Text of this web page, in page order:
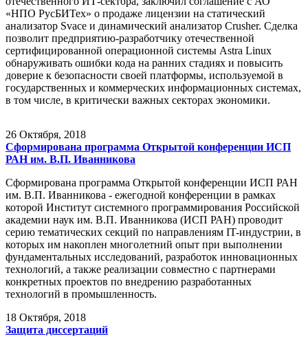
«НПО РусБИТех» о продаже лицензии на статический
анализатор Svace и динамический анализатор Crusher. Сделка
позволит предприятию-разработчику отечественной
сертифицированной операционной системы Astra Linux
обнаруживать ошибки кода на ранних стадиях и повысить
доверие к безопасности своей платформы, используемой в
государственных и коммерческих информационных системах,
в том числе, в критически важных секторах экономики.
26 Октября, 2018
Сформирована программа Открытой конференции ИСП
РАН им. В.П. Иванникова
Сформирована программа Открытой конференции ИСП РАН
им. В.П. Иванникова - ежегодной конференции в рамках
которой Институт системного программирования Российской
академии наук им. В.П. Иванникова (ИСП РАН) проводит
серию тематических секций по направлениям IT-индустрии, в
которых им накоплен многолетний опыт при выполнении
фундаментальных исследований, разработок инновационных
технологий, а также реализации совместно с партнерами
конкретных проектов по внедрению разработанных
технологий в промышленность.
18 Октября, 2018
Защита диссертаций